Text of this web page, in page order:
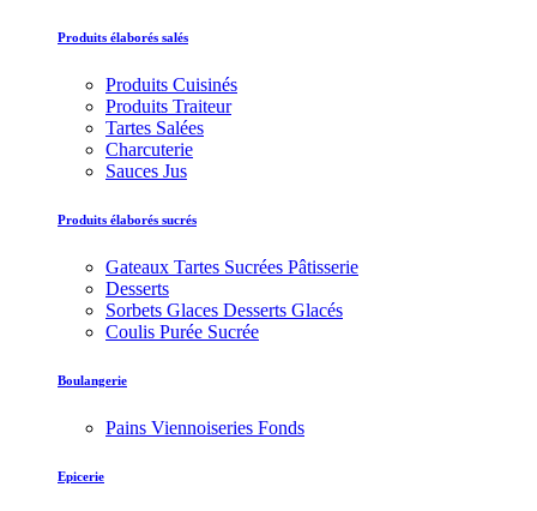
Produits élaborés salés
Produits Cuisinés
Produits Traiteur
Tartes Salées
Charcuterie
Sauces Jus
Produits élaborés sucrés
Gateaux Tartes Sucrées Pâtisserie
Desserts
Sorbets Glaces Desserts Glacés
Coulis Purée Sucrée
Boulangerie
Pains Viennoiseries Fonds
Epicerie